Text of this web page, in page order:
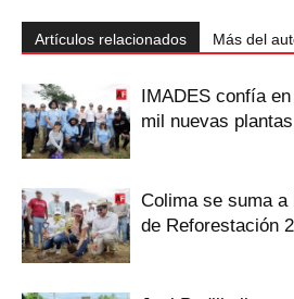
Artículos relacionados Más del
IMADES confía
mil nuevas
Colima se suma a
de Reforestación